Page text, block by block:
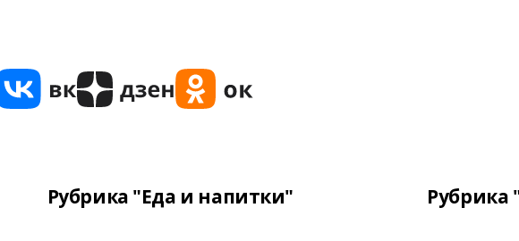
Рубрика "Еда и напитки"